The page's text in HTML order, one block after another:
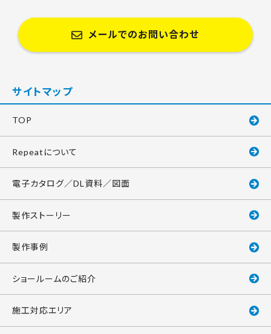
メールでのお問い合わせ
サイトマップ
TOP
Repeatについて
電子カタログ／DL資料／図面
製作ストーリー
製作事例
ショールームのご紹介
施工対応エリア